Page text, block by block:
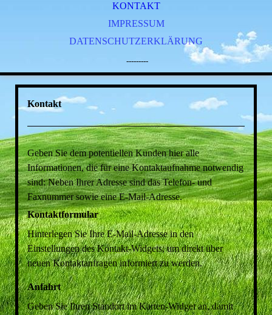
KONTAKT
IMPRESSUM
DATENSCHUTZERKLÄRUNG
---------
Kontakt
Geben Sie dem potentiellen Kunden hier alle
Informationen, die für eine Kontaktaufnahme notwendig
sind: Neben Ihrer Adresse sind das Telefon- und
Faxnummer sowie eine E-Mail-Adresse.
Kontaktformular
Hinterlegen Sie Ihre E-Mail-Adresse in den
Einstellungen des Kontakt-Widgets, um direkt über
neuen Kontaktanfragen informiert zu werden.
Anfahrt
Geben Sie Ihren Standort im Karten-Widget an, damit